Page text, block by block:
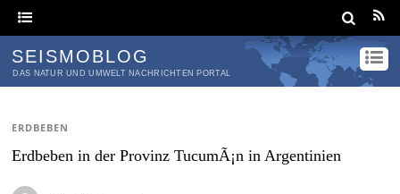
SEISMOBLOG
DAS NATUR UND UMWELT NACHRICHTEN PORTAL
ERDBEBEN
Erdbeben in der Provinz TucumÃ¡n in Argentinien